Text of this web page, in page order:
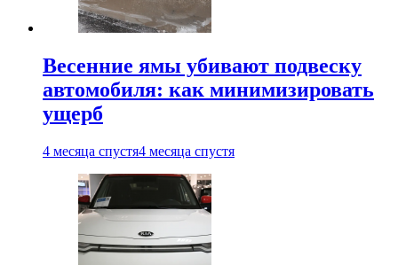
Весенние ямы убивают подвеску
автомобиля: как минимизировать
ущерб
4 месяца спустя4 месяца спустя